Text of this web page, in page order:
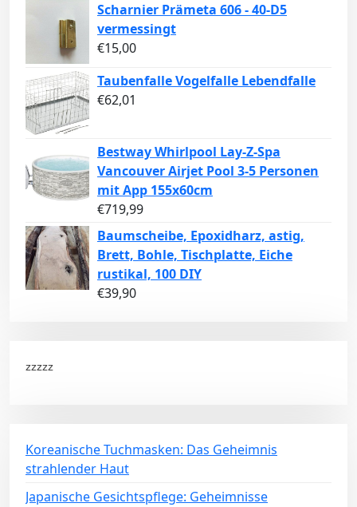
Scharnier Prämeta 606 - 40-D5
vermessingt
€15,00
Taubenfalle Vogelfalle Lebendfalle
€62,01
Bestway Whirlpool Lay-Z-Spa
Vancouver Airjet Pool 3-5 Personen
mit App 155x60cm
€719,99
Baumscheibe, Epoxidharz, astig,
Brett, Bohle, Tischplatte, Eiche
rustikal, 100 DIY
€39,90
zzzzz
Koreanische Tuchmasken: Das Geheimnis
strahlender Haut
Japanische Gesichtspflege: Geheimnisse